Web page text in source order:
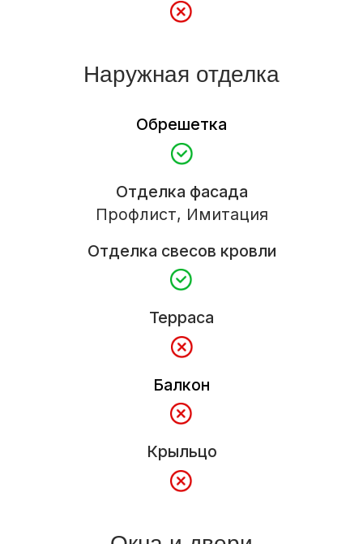
Доставка
Определяется по условиям заказчика
Доставка и выгрузка материалов
2 год
Сборка на базе и доставка в пределах
Отделка вагонкой липа, осина, полок
двойной, дровяная печь, сэндвич-труба,